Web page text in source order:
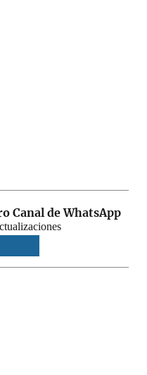
Canal de WhatsApp